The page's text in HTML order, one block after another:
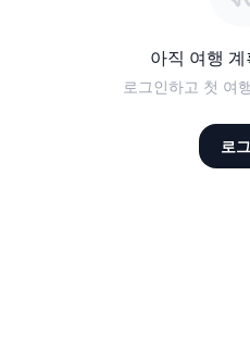
아직 여행
로그인하고 첫 여
로